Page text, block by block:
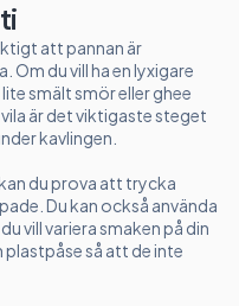
att pannan är
Om du vill ha en lyxigare
smält smör eller ghee
är det viktigaste steget
kavlingen.
du prova att trycka
Du kan också använda
vill variera smaken på din
så att de inte